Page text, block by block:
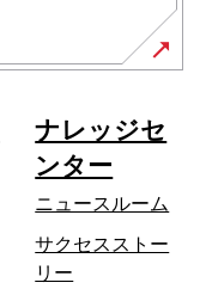
ナレッジセ
ンター
ニュースルーム
サクセスストー
リー